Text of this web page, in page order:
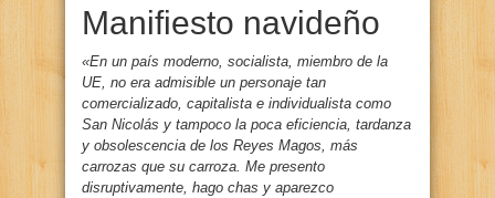
Manifiesto navideño
«En un país moderno, socialista, miembro de la
UE, no era admisible un personaje tan
comercializado, capitalista e individualista como
San Nicolás y tampoco la poca eficiencia, tardanza
y obsolescencia de los Reyes Magos, más
carrozas que su carroza. Me presento
disruptivamente, hago chas y aparezco